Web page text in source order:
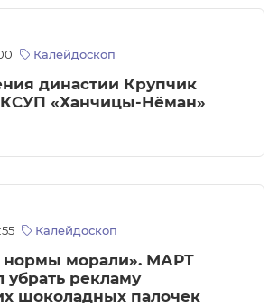
Калейдоскоп
династии Крупчик
КСУП «Ханчицы-Нёман»
Калейдоскоп
нормы морали». МАРТ
убрать рекламу
шоколадных палочек